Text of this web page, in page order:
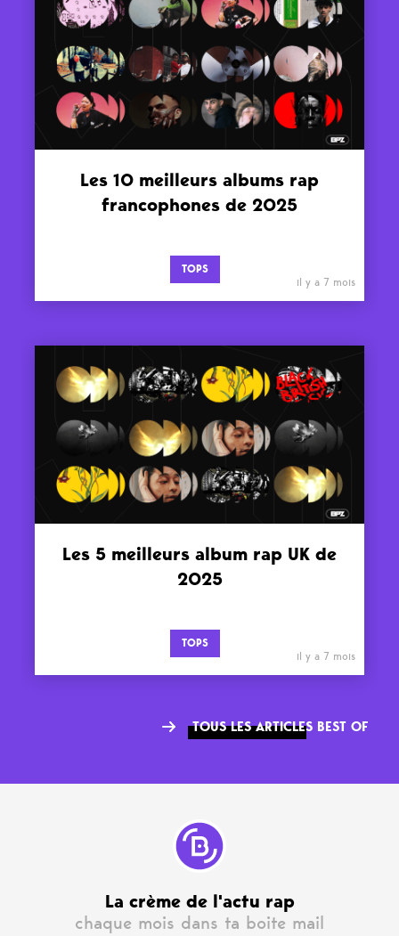
Les 10 meilleurs albums rap
francophones de 2025
TOPS
il y a 7 mois
Les 5 meilleurs album rap UK de
2025
TOPS
il y a 7 mois
TOUS LES ARTICLES BEST OF
La crème de l'actu rap
chaque mois dans ta boite mail